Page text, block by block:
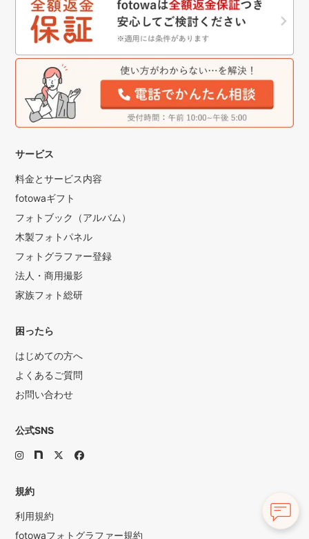
サービス
料金とサービス内容
fotowaギフト
フォトブック（アルバム）
木製フォトパネル
フォトグラファー登録
法人・商用撮影
家族フォト総研
困ったら
はじめての方へ
よくあるご質問
お問い合わせ
公式SNS
規約
利用規約
fotowaフォトグラファー規約